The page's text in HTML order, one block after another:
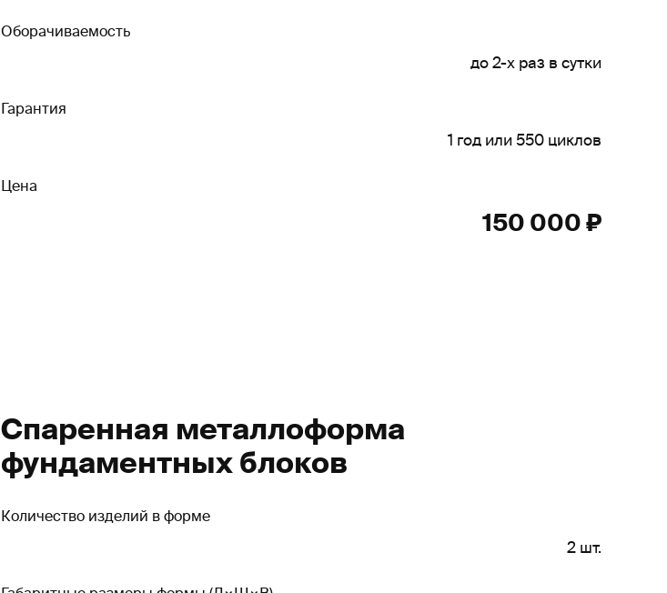
Оборачиваемость
до 2-х раз в сутки
Гарантия
1 год или 550 циклов
Цена
150 000 ₽
Спаренная металлоформа
фундаментных блоков
Количество изделий в форме
2 шт.